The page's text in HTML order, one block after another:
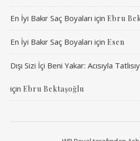
En İyi Bakır Saç Boyaları için Ebru
En İyi Bakır Saç Boyaları için Esen
Dışı Sizi İçi Beni Yakar: Acısıyla
için Ebru Bektaşoğlu